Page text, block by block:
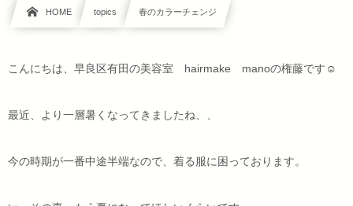
HOME topics 春のカラーチェンジ
こんにちは、早良区有田の美容室 hairmake manoの権藤です☺
最近、より一層暑くなってきましたね、、
今の時期が一番中途半端なので、着る服に困っております。